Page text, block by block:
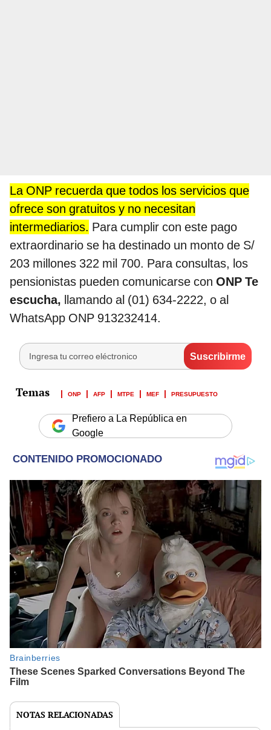
La ONP recuerda que todos los servicios que
ofrece son gratuitos y no necesitan
intermediarios. Para cumplir con este pago
extraordinario se ha destinado un monto de S/
203 millones 322 mil 700. Para consultas, los
pensionistas pueden comunicarse con ONP Te
escucha, llamando al (01) 634-2222, o al
WhatsApp ONP 913232414.
ONP AFP MTPE MEF PRESUPUESTO
Prefiero a La República en
Google
NOTAS RELACIONADAS